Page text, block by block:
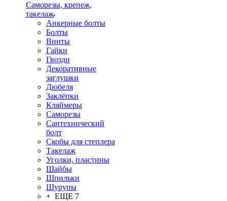
Саморезы, крепеж,
такелаж
Анкерные болты
Болты
Винты
Гайки
Гвозди
Декоративные
заглушки
Дюбеля
Заклёпки
Кляймеры
Саморезы
Сантехнический
болт
Скобы для степлера
Такелаж
Уголки, пластины
Шайбы
Шпильки
Шурупы
+ ЕЩЕ 7